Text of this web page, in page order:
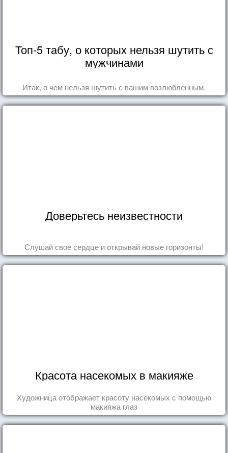
Топ-5 табу, о которых нельзя шутить с
мужчинами
Итак, о чем нельзя шутить с вашим возлюбленным.
Доверьтесь неизвестности
Слушай свое сердце и открывай новые горизонты!
Красота насекомых в макияже
Художница отображает красоту насекомых с помощью
макияжа глаз